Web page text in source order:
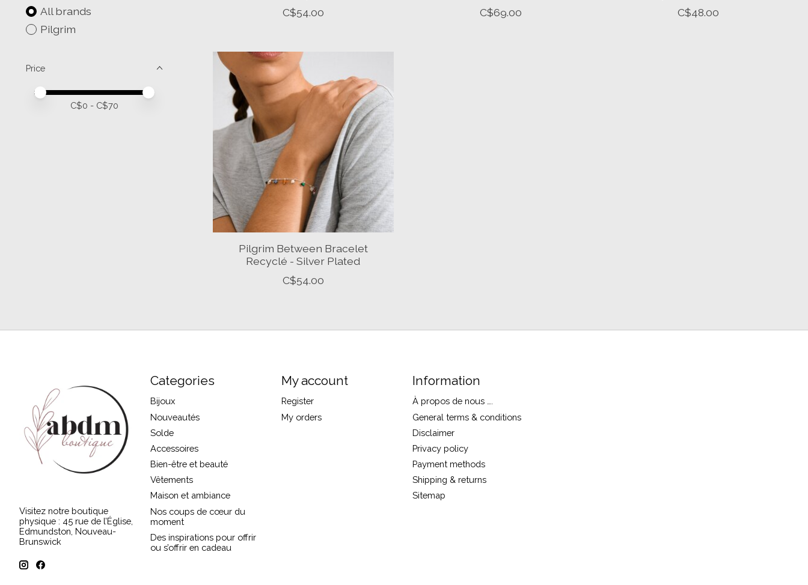
All brands
Pilgrim
Price
Price minimum value
Price maximum value
C$0 - C$70
C$54.00
C$69.00
C$48.00
Pilgrim Between Bracelet
Recyclé - Silver Plated
C$54.00
Visitez notre boutique
physique : 45 rue de l’Église,
Edmundston, Nouveau-
Brunswick
Categories
Bijoux
Nouveautés
Solde
Accessoires
Bien-être et beauté
Vêtements
Maison et ambiance
Nos coups de cœur du
moment
Des inspirations pour offrir
ou s’offrir en cadeau
My account
Register
My orders
Information
À propos de nous ….
General terms & conditions
Disclaimer
Privacy policy
Payment methods
Shipping & returns
Sitemap